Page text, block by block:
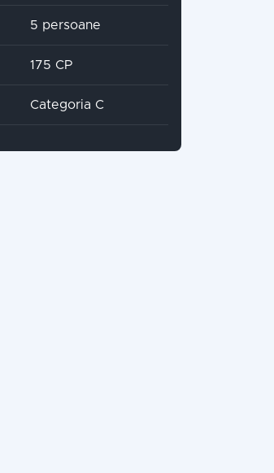
5 persoane
175 CP
Categoria C